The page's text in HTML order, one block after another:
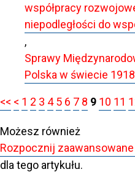
współpracy
niepodległości do
,
Sprawy
Polska w świecie
<< < 1 2 3 4 5 6 7 8 9 10 11
Możesz również
Rozpocznij
dla tego artykułu.